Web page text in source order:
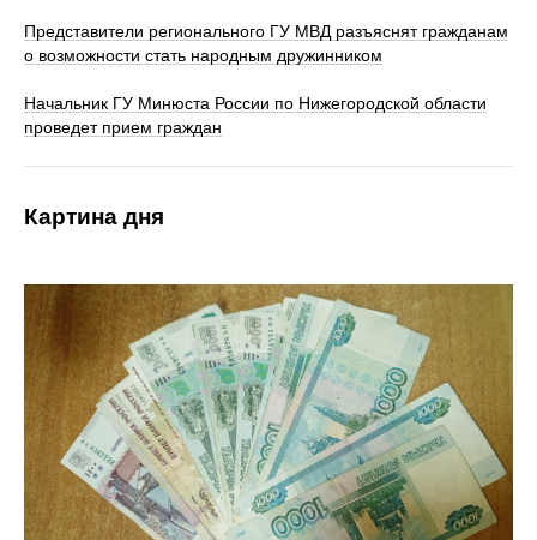
Представители регионального ГУ МВД разъяснят гражданам
о возможности стать народным дружинником
Начальник ГУ Минюста России по Нижегородской области
проведет прием граждан
Картина дня